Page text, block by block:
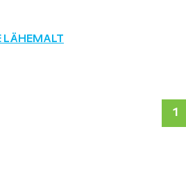
LÄHEMALT
1